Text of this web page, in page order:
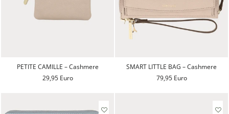
PETITE CAMILLE – Cashmere
29,95 Euro
SMART LITTLE BAG – Cashmere
79,95 Euro